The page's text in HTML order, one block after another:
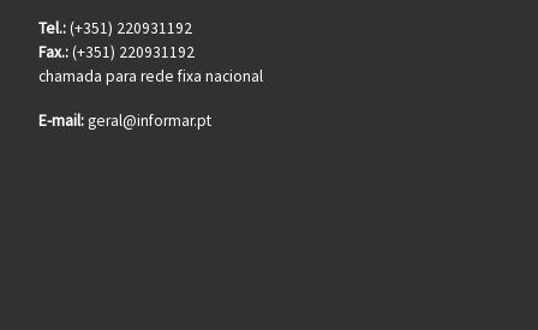
Tel.:(+351) 220931192
Fax.:(+351) 220931192
chamada para rede fixa nacional
E-mail:geral@informar.pt